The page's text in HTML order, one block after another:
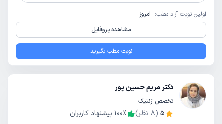
اولین نوبت آزاد مطب: امروز
مشاهده پروفایل
نوبت مطب بگیرید
دکتر مریم حسین پور
تخصص ژنتیک
5
(
8 نظر) 100٪ پیشنهاد کاربران